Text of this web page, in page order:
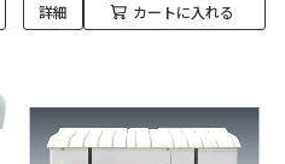
詳細 カートに入れる